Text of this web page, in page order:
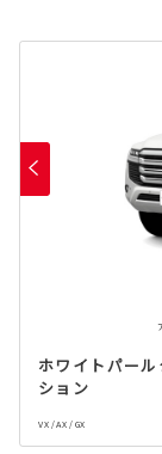
ホワイトパー
ション
VX / AX / GX